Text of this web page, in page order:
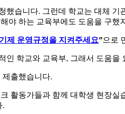
습니다. 그런데 학교는 대체
야 하는 교육부에도 도움을 구했
제 운영규정을 지켜주세요”으로
학교와 교육부, 그래서 도움
출했습니다.
활동가들과 함께 대학생 현장
.